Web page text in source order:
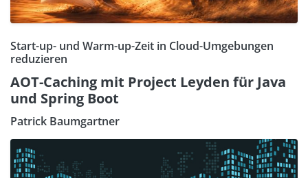
Start-up- und Warm-up-Zeit in Cloud-Umgebungen
reduzieren
AOT-Caching mit Project Leyden für Java
und Spring Boot
Patrick Baumgartner